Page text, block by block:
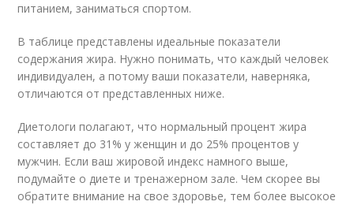
питанием, заниматься спортом.
В таблице представлены идеальные показатели
содержания жира. Нужно понимать, что каждый человек
индивидуален, а потому ваши показатели, наверняка,
отличаются от представленных ниже.
Диетологи полагают, что нормальный процент жира
составляет до 31% у женщин и до 25% процентов у
мужчин. Если ваш жировой индекс намного выше,
подумайте о диете и тренажерном зале. Чем скорее вы
обратите внимание на свое здоровье, тем более высокое